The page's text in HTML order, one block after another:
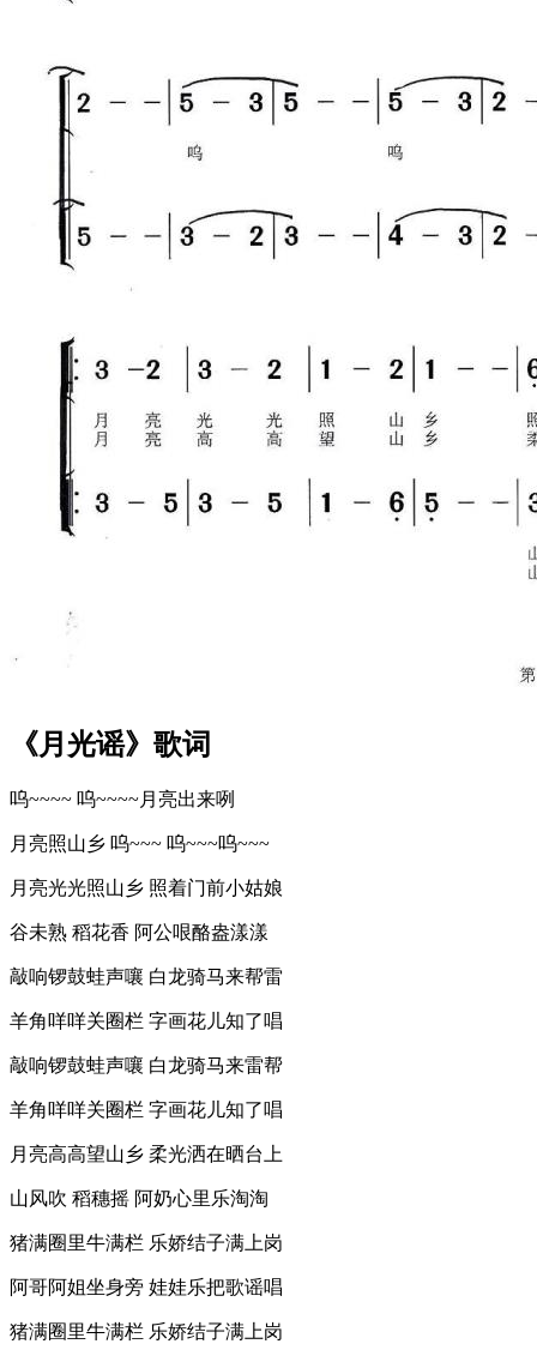
《月光谣》歌词
呜~~~~ 呜~~~~月亮出来咧
月亮照山乡 呜~~~ 呜~~~呜~~~
月亮光光照山乡 照着门前小姑娘
谷未熟 稻花香 阿公哏酪盎漾漾
敲响锣鼓蛙声嚷 白龙骑马来帮雷
羊角咩咩关圈栏 字画花儿知了唱
敲响锣鼓蛙声嚷 白龙骑马来雷帮
羊角咩咩关圈栏 字画花儿知了唱
月亮高高望山乡 柔光洒在晒台上
山风吹 稻穗摇 阿奶心里乐淘淘
猪满圈里牛满栏 乐娇结子满上岗
阿哥阿姐坐身旁 娃娃乐把歌谣唱
猪满圈里牛满栏 乐娇结子满上岗